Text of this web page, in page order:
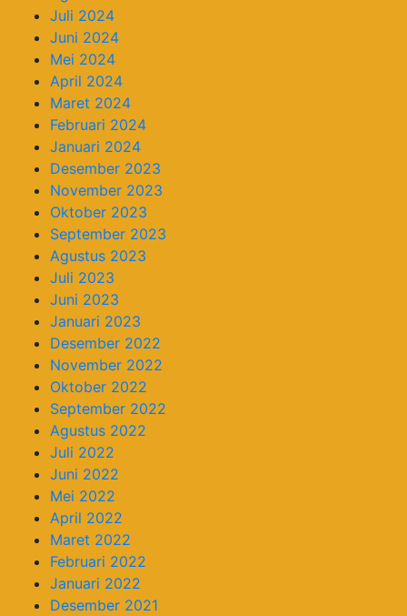
Juli 2024
Juni 2024
Mei 2024
April 2024
Maret 2024
Februari 2024
Januari 2024
Desember 2023
November 2023
Oktober 2023
September 2023
Agustus 2023
Juli 2023
Juni 2023
Januari 2023
Desember 2022
November 2022
Oktober 2022
September 2022
Agustus 2022
Juli 2022
Juni 2022
Mei 2022
April 2022
Maret 2022
Februari 2022
Januari 2022
Desember 2021